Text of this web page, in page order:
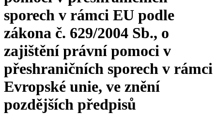
sporech v rámci EU podle
zákona č. 629/2004 Sb., o
zajištění právní pomoci v
přeshraničních sporech v rámci
Evropské unie, ve znění
pozdějších předpisů